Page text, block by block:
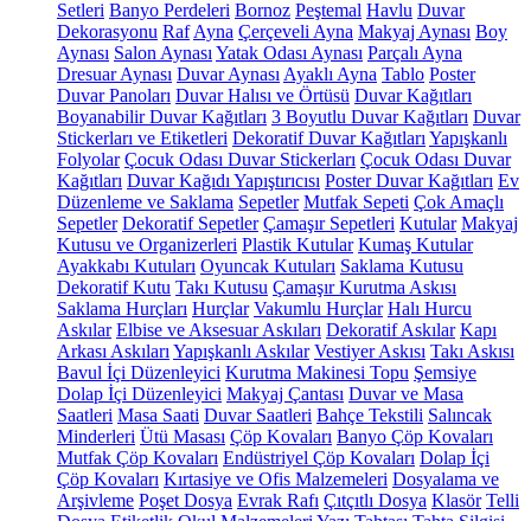
Setleri Banyo Perdeleri Bornoz Peştemal Havlu Duvar
Dekorasyonu Raf Ayna Çerçeveli Ayna Makyaj Aynası Boy
Aynası Salon Aynası Yatak Odası Aynası Parçalı Ayna
Dresuar Aynası Duvar Aynası Ayaklı Ayna Tablo Poster
Duvar Panoları Duvar Halısı ve Örtüsü Duvar Kağıtları
Boyanabilir Duvar Kağıtları 3 Boyutlu Duvar Kağıtları Duvar
Stickerları ve Etiketleri Dekoratif Duvar Kağıtları Yapışkanlı
Folyolar Çocuk Odası Duvar Stickerları Çocuk Odası Duvar
Kağıtları Duvar Kağıdı Yapıştırıcısı Poster Duvar Kağıtları Ev
Düzenleme ve Saklama Sepetler Mutfak Sepeti Çok Amaçlı
Sepetler Dekoratif Sepetler Çamaşır Sepetleri Kutular Makyaj
Kutusu ve Organizerleri Plastik Kutular Kumaş Kutular
Ayakkabı Kutuları Oyuncak Kutuları Saklama Kutusu
Dekoratif Kutu Takı Kutusu Çamaşır Kurutma Askısı
Saklama Hurçları Hurçlar Vakumlu Hurçlar Halı Hurcu
Askılar Elbise ve Aksesuar Askıları Dekoratif Askılar Kapı
Arkası Askıları Yapışkanlı Askılar Vestiyer Askısı Takı Askısı
Bavul İçi Düzenleyici Kurutma Makinesi Topu Şemsiye
Dolap İçi Düzenleyici Makyaj Çantası Duvar ve Masa
Saatleri Masa Saati Duvar Saatleri Bahçe Tekstili Salıncak
Minderleri Ütü Masası Çöp Kovaları Banyo Çöp Kovaları
Mutfak Çöp Kovaları Endüstriyel Çöp Kovaları Dolap İçi
Çöp Kovaları Kırtasiye ve Ofis Malzemeleri Dosyalama ve
Arşivleme Poşet Dosya Evrak Rafı Çıtçıtlı Dosya Klasör Telli